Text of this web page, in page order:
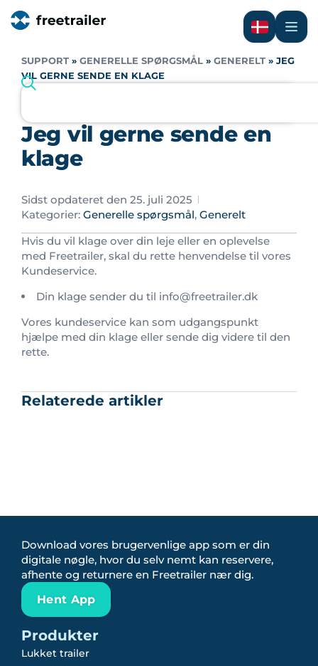
SUPPORT » GENERELLE SPØRGSMÅL » GENERELT » JEG
VIL GERNE SENDE EN KLAGE
Jeg vil gerne sende en
klage
Sidst opdateret den 25. juli 2025
Kategorier: Generelle spørgsmål, Generelt
Hvis du vil klage over din leje eller en oplevelse
med Freetrailer, skal du rette henvendelse til vores
Kundeservice.
Din klage sender du til info@freetrailer.dk
Vores kundeservice kan som udgangspunkt
hjælpe med din klage eller sende dig videre til den
rette.
Relaterede artikler
Download vores brugervenlige app som er din
digitale nøgle, hvor du selv nemt kan reservere,
afhente og returnere en Freetrailer nær dig.
Hent App
Produkter
Lukket trailer